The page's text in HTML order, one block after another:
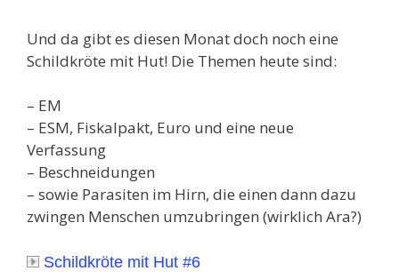
Und da gibt es diesen Monat doch noch eine
Schildkröte mit Hut! Die Themen heute sind:
– EM
– ESM, Fiskalpakt, Euro und eine neue
Verfassung
– Beschneidungen
– sowie Parasiten im Hirn, die einen dann dazu
zwingen Menschen umzubringen (wirklich Ara?)
Schildkröte mit Hut #6